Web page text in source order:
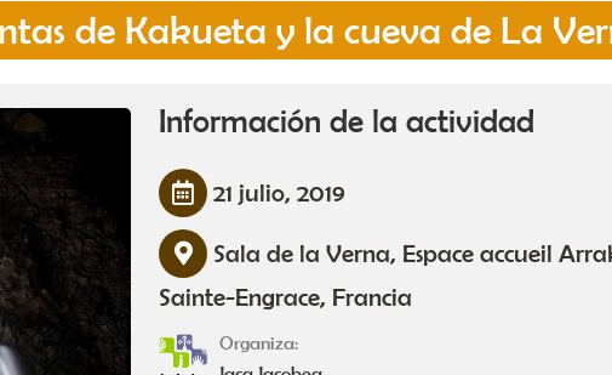
de Kakueta y la cueva de La
Información de la actividad
21 julio, 2019
Sala de la Verna, Espace accueil
Sainte-Engrace, Francia
Organiza: